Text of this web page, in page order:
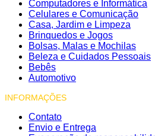
Computadores e Informática
Celulares e Comunicação
Casa, Jardim e Limpeza
Brinquedos e Jogos
Bolsas, Malas e Mochilas
Beleza e Cuidados Pessoais
Bebês
Automotivo
INFORMAÇÕES
Contato
Envio e Entrega